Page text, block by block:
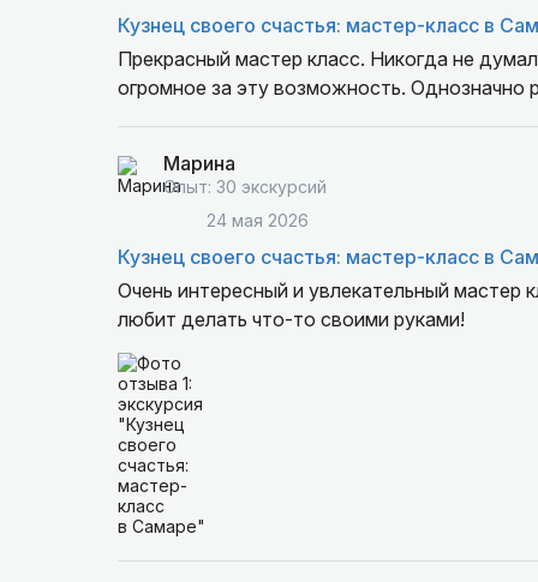
Кузнец своего счастья: мастер-класс в
Прекрасный мастер класс. Никогда не
огромное за эту возможность. Однозначно
Марина
Опыт: 30 экскурсий
24 мая 2026
Кузнец своего счастья: мастер-класс в
Очень интересный и увлекательный
любит делать что-то своими руками!